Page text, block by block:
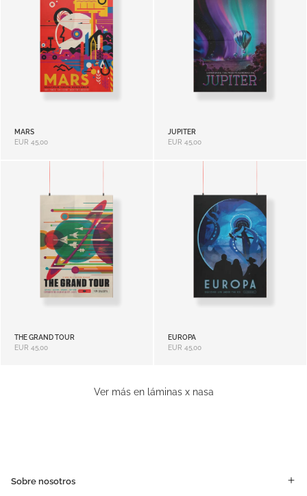
Ver más en láminas x nasa
MARS
EUR 45,00
JUPITER
EUR 45,00
THE GRAND TOUR
EUR 45,00
EUROPA
EUR 45,00
Sobre nosotros